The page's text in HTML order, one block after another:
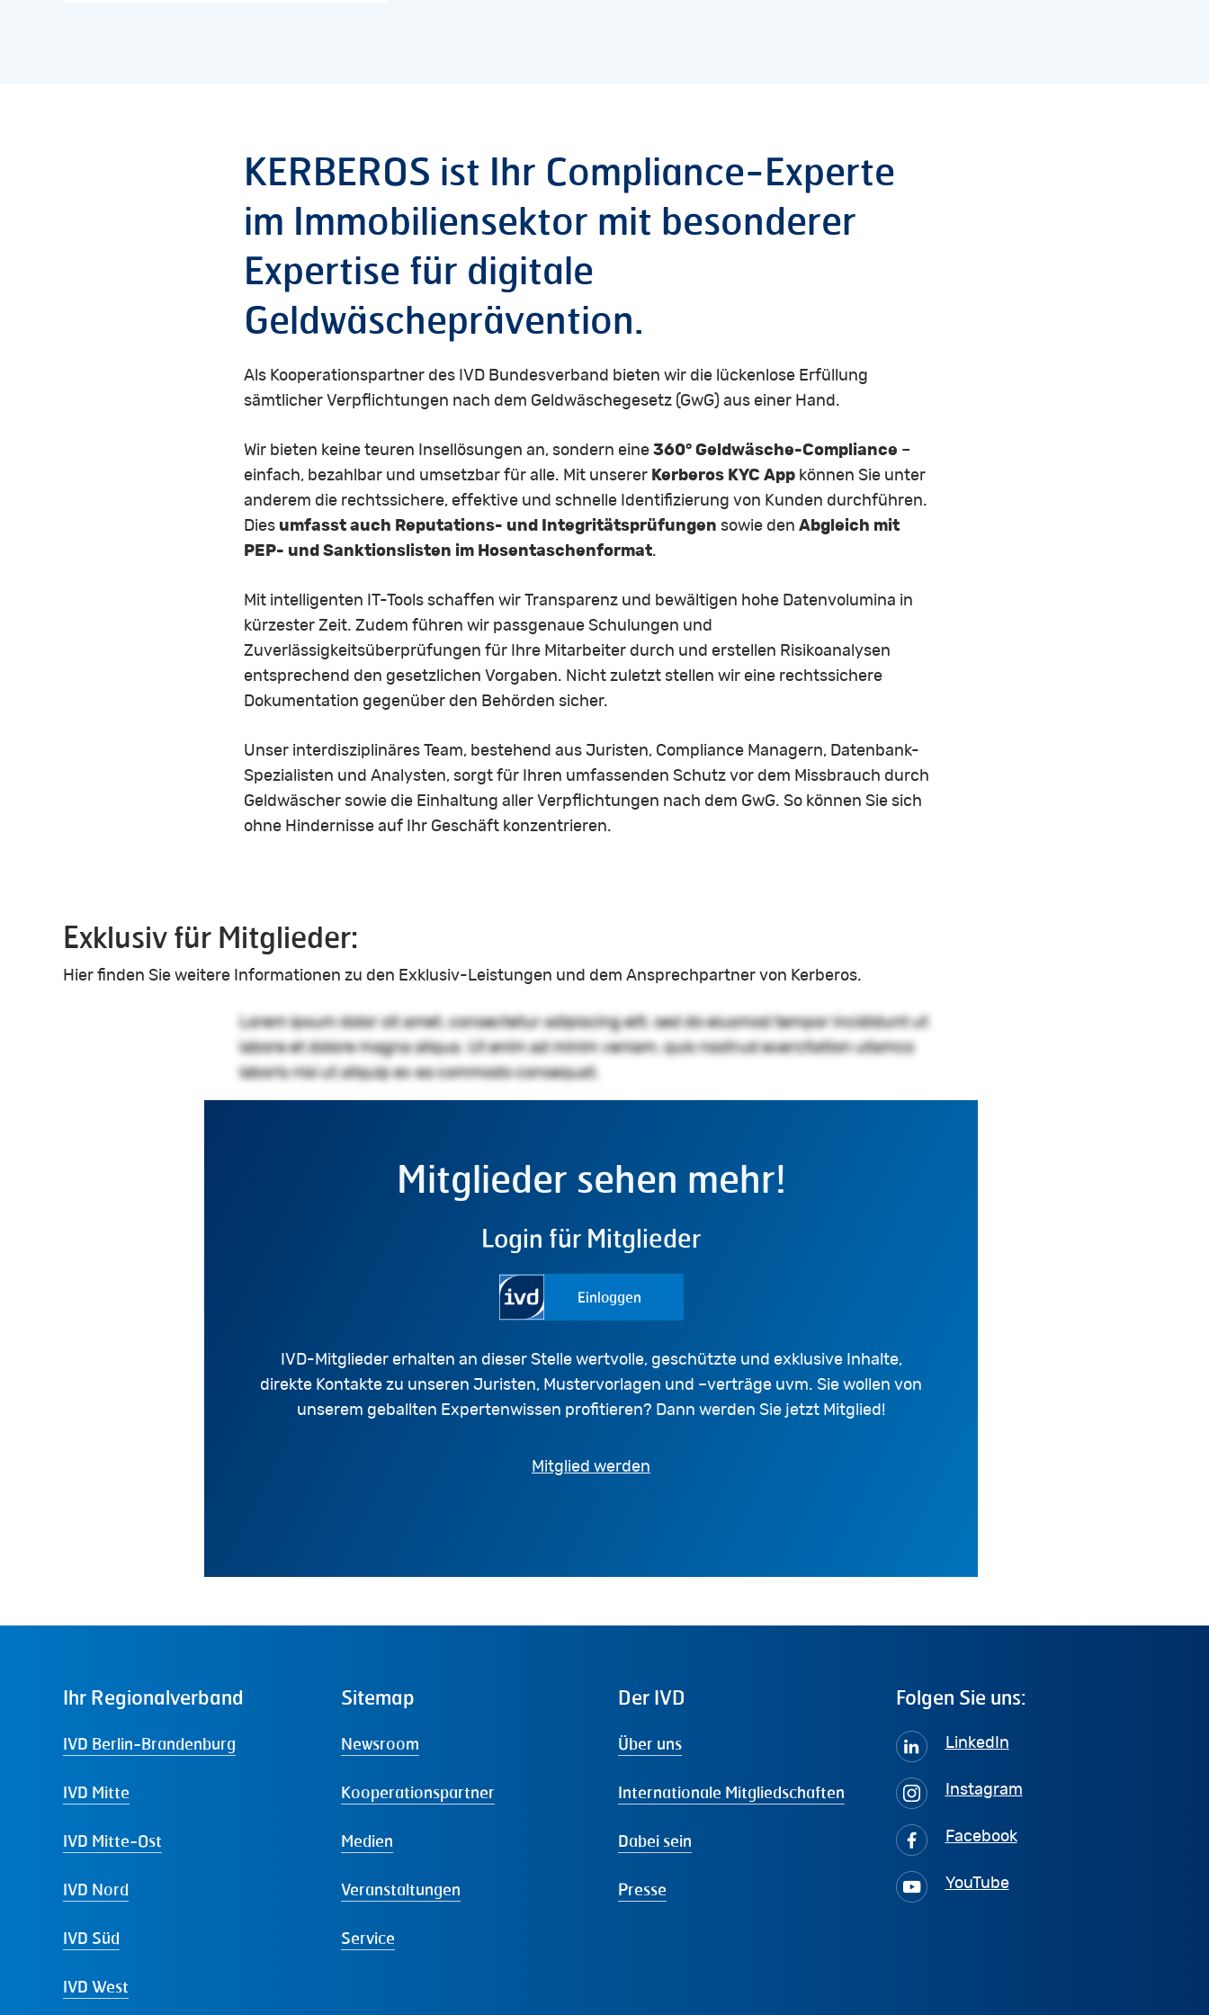
KERBEROS ist Ihr Compliance-Experte
im Immobiliensektor mit besonderer
Expertise für digitale
Geldwäscheprävention.
Als Kooperationspartner des IVD Bundesverband bieten wir die lückenlose Erfüllung
sämtlicher Verpflichtungen nach dem Geldwäschegesetz (GwG) aus einer Hand.
Wir bieten keine teuren Insellösungen an, sondern eine 360° Geldwäsche-Compliance –
einfach, bezahlbar und umsetzbar für alle. Mit unserer Kerberos KYC Appkönnen Sie unter
anderem die rechtssichere, effektive und schnelle Identifizierung von Kunden durchführen.
Dies umfasst auch Reputations- und Integritätsprüfungen sowie den Abgleich mit
PEP- und Sanktionslisten im Hosentaschenformat.
Mit intelligenten IT-Tools schaffen wir Transparenz und bewältigen hohe Datenvolumina in
kürzester Zeit. Zudem führen wir passgenaue Schulungen und
Zuverlässigkeitsüberprüfungen für Ihre Mitarbeiter durch und erstellen Risikoanalysen
entsprechend den gesetzlichen Vorgaben. Nicht zuletzt stellen wir eine rechtssichere
Dokumentation gegenüber den Behörden sicher.
Unser interdisziplinäres Team, bestehend aus Juristen, Compliance Managern, Datenbank-
Spezialisten und Analysten, sorgt für Ihren umfassenden Schutz vor dem Missbrauch durch
Geldwäscher sowie die Einhaltung aller Verpflichtungen nach dem GwG. So können Sie sich
ohne Hindernisse auf Ihr Geschäft konzentrieren.
Exklusiv für Mitglieder:
Hier finden Sie weitere Informationen zu den Exklusiv-Leistungen und dem Ansprechpartner von Kerberos.
Lorem ipsum dolor sit amet, consectetur adipiscing elit, sed do eiusmod tempor incididunt ut
labore et dolore magna aliqua. Ut enim ad minim veniam, quis nostrud exercitation ullamco
laboris nisi ut aliquip ex ea commodo consequat.
Mitglieder sehen mehr!
Login für Mitglieder
Einloggen
IVD-Mitglieder erhalten an dieser Stelle wertvolle, geschützte und exklusive Inhalte,
direkte Kontakte zu unseren Juristen, Mustervorlagen und –verträge uvm. Sie wollen von
unserem geballten Expertenwissen profitieren? Dann werden Sie jetzt Mitglied!
Mitglied werden
Ihr Regionalverband
IVD Berlin-Brandenburg
IVD Mitte
IVD Mitte-Ost
IVD Nord
IVD Süd
IVD West
Sitemap
Newsroom
Kooperationspartner
Medien
Veranstaltungen
Service
Der IVD
Über uns
Internationale Mitgliedschaften
Dabei sein
Presse
Folgen Sie uns:
LinkedIn
Instagram
Facebook
YouTube